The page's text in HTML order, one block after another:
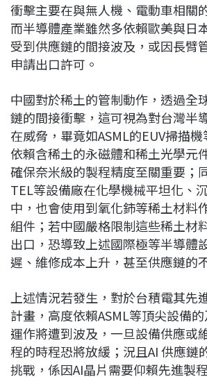
衝擊主要在與無人機、電動車相關
而半導體產業雖然多依賴歐美與日
受到供應鏈的間接波及，或因長臂
申請出口許可。
中國對於稀土的管制動作，透過全
鏈的間接衝擊，這可視為對台灣半
在威脅，畢竟如ASML的EUV掃描
依賴含稀土的永磁體和稀土光學元
確保奈米級的製程精度至關重要；
TEL等設備廠在化學機械平坦化、
中，也會使用到氧化鈰等稀土材料
組件；若中國嚴格限制這些稀土材
出口，恐導致上述國際極等半導體
遲、維修成本上升，甚至供應鏈的
上述情況若發生，對於台積電其先
計畫，高度依賴ASML等頂尖設備
運作將遭到波及，一旦設備供應或
程的時程恐將放緩；況且AI 供應鏈
挑戰，係因AI晶片需要仰賴先進製